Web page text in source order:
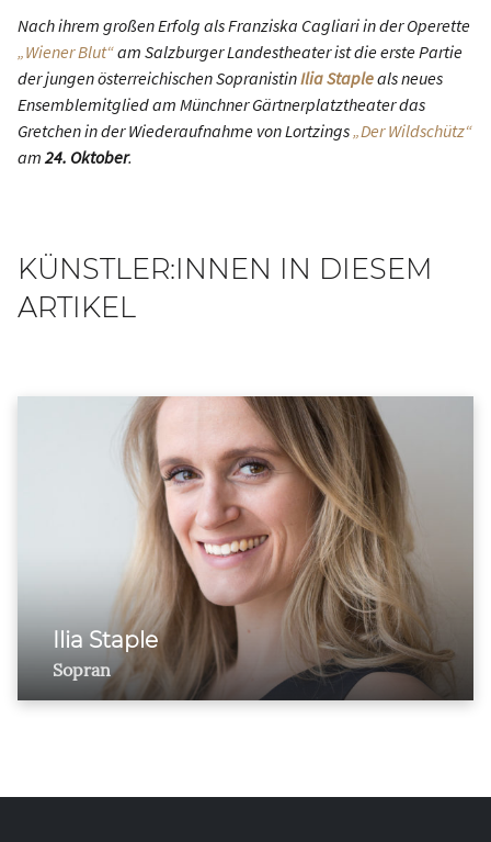
Nach ihrem großen Erfolg als Franziska Cagliari in der Operette
„Wiener Blut“am Salzburger Landestheater ist die erste Partie
der jungen österreichischen SopranistinIlia Stapleals neues
Ensemblemitglied am Münchner Gärtnerplatztheater das
Gretchen in der Wiederaufnahme von Lortzings„Der Wildschütz“
am24. Oktober.
KÜNSTLER:INNEN IN DIESEM
ARTIKEL
Ilia Staple
Sopran